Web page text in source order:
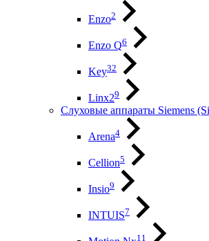
Enzo2
Enzo Q6
Key32
Linx29
Слуховые аппараты Siemens
Arena4
Cellion5
Insio9
INTUIS7
11